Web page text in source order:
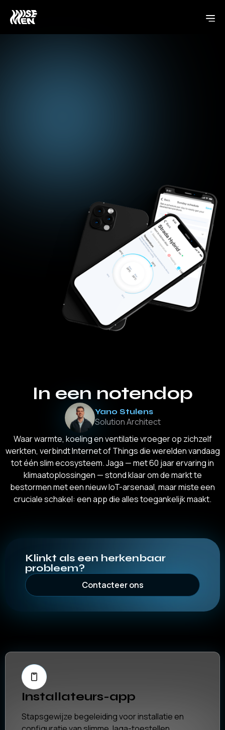
In een notendop
Yano Stulens
Solution Architect
Waar warmte, koeling en ventilatie vroeger op zichzelf
werkten, verbindt Internet of Things die werelden vandaag
tot één slim ecosysteem. Jaga — met 60 jaar ervaring in
klimaatoplossingen — stond klaar om de markt te
bestormen met een nieuw IoT-arsenaal, maar miste een
cruciale schakel: een app die alles toegankelijk maakt.
Klinkt als een herkenbaar
probleem?
Contacteer ons
Installateurs-app
Stapsgewijze begeleiding voor installatie en